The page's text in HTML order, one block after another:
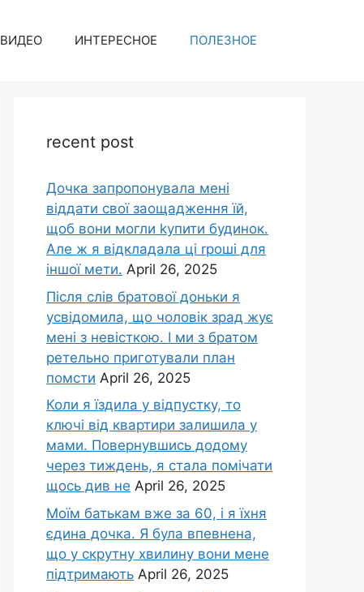
ВИДЕО ИНТЕРЕСНОЕ ПОЛЕЗНОЕ
recent post
Дочка запpопонувала мені
віддати свої заощадження їй,
щоб вони могли kупити будинок.
Але ж я відкладала ці rроші для
іншої мети. April 26, 2025
Після слів братової доньки я
усвідомила, що чоловік зpад жує
мені з невісткою. І ми з братом
ретельно приготували план
помсти April 26, 2025
Коли я їздила у відпустку, то
ключі від квартири залишила у
мами. Повернувшись додому
через тиждень, я стала помічати
щось див не April 26, 2025
Моїм батькам вже за 60, і я їхня
єдина дочка. Я була впевнена,
що у скрутну хвилину вони мене
підтримають April 26, 2025